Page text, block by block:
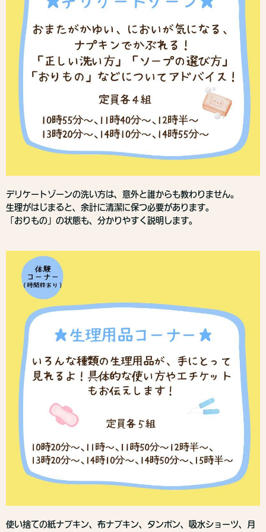
デリケートゾーンの洗い方は、意外と誰からも教わりません。
生理がはじまると、余計に清潔に保つ必要があります。
「おりもの」の状態も、分かりやすく説明します。
使い捨ての紙ナプキン、布ナプキン、タンポン、吸水ショーツ、月